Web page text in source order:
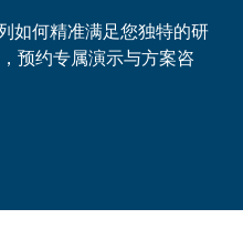
如何精准满足您独特的研
预约专属演示与方案咨